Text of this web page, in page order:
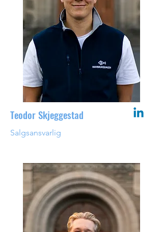
Teodor Skjeggestad
Salgsansvarlig